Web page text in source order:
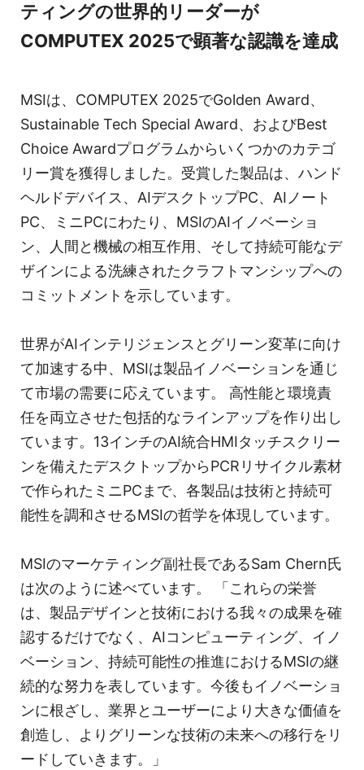
ティングの世界的リーダーが
COMPUTEX 2025で顕著な認識を達成
MSIは、COMPUTEX 2025でGolden Award、
Sustainable Tech Special Award、およびBest
Choice Awardプログラムからいくつかのカテゴ
リー賞を獲得しました。受賞した製品は、ハンド
ヘルドデバイス、AIデスクトップPC、AIノート
PC、ミニPCにわたり、MSIのAIイノベーショ
ン、人間と機械の相互作用、そして持続可能なデ
ザインによる洗練されたクラフトマンシップへの
コミットメントを示しています。
世界がAIインテリジェンスとグリーン変革に向け
て加速する中、MSIは製品イノベーションを通じ
て市場の需要に応えています。 高性能と環境責
任を両立させた包括的なラインアップを作り出し
ています。13インチのAI統合HMIタッチスクリー
ンを備えたデスクトップからPCRリサイクル素材
で作られたミニPCまで、各製品は技術と持続可
能性を調和させるMSIの哲学を体現しています。
MSIのマーケティング副社長であるSam Chern氏
は次のように述べています。 「これらの栄誉
は、製品デザインと技術における我々の成果を確
認するだけでなく、AIコンピューティング、イノ
ベーション、持続可能性の推進におけるMSIの継
続的な努力を表しています。今後もイノベーショ
ンに根ざし、業界とユーザーにより大きな価値を
創造し、よりグリーンな技術の未来への移行をリ
ードしていきます。」